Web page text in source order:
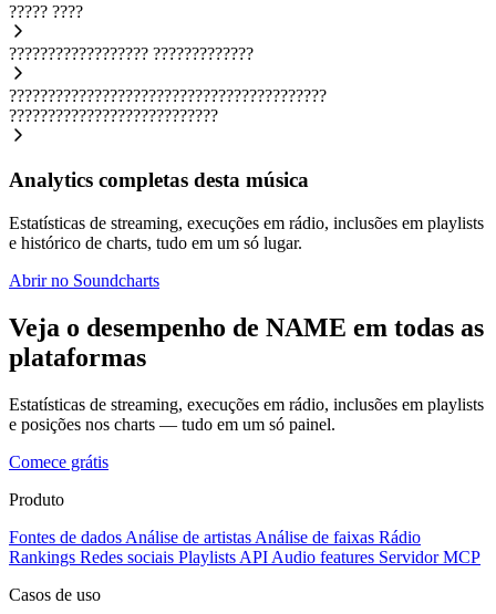
????? ????
?????????????????? ?????????????
?????????????????????????????????????????
???????????????????????????
Analytics completas desta música
Estatísticas de streaming, execuções em rádio, inclusões em playlists
e histórico de charts, tudo em um só lugar.
Abrir no Soundcharts
Veja o desempenho de NAME em todas as
plataformas
Estatísticas de streaming, execuções em rádio, inclusões em playlists
e posições nos charts — tudo em um só painel.
Comece grátis
Produto
Fontes de dados Análise de artistas Análise de faixas Rádio
Rankings Redes sociais Playlists API Audio features Servidor MCP
Casos de uso